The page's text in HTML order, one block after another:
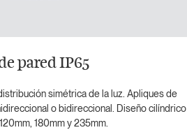
pared IP65
simétrica de la luz. Apliques de
o bidireccional. Diseño cilíndrico
180mm y 235mm.